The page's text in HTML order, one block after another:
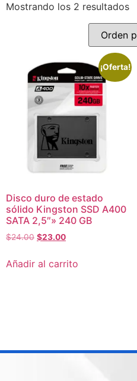
Mostrando los 2 resultados
¡Oferta!
Disco duro de estado
sólido Kingston SSD A400
SATA 2,5″» 240 GB
$24.00 $23.00
Añadir al carrito